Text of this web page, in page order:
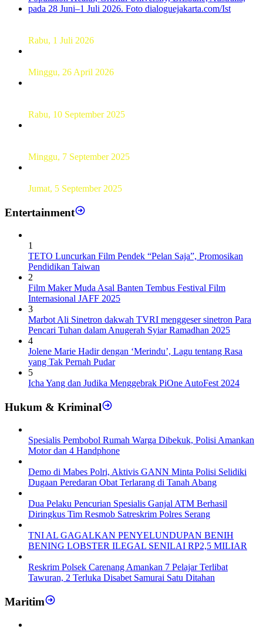
Rabu, 1 Juli 2026
Minggu, 26 April 2026
Rabu, 10 September 2025
Minggu, 7 September 2025
Jumat, 5 September 2025
Entertainment
1
TETO Luncurkan Film Pendek “Pelan Saja”, Promosikan
Pendidikan Taiwan
2
Film Maker Muda Asal Banten Tembus Festival Film
Internasional JAFF 2025
3
Marbot Ali Sinetron dakwah TVRI menggeser sinetron Para
Pencari Tuhan dalam Anugerah Syiar Ramadhan 2025
4
Jolene Marie Hadir dengan ‘Merindu’, Lagu tentang Rasa
yang Tak Pernah Pudar
5
Icha Yang dan Judika Menggebrak PiOne AutoFest 2024
Hukum & Kriminal
Spesialis Pembobol Rumah Warga Dibekuk, Polisi Amankan
Motor dan 4 Handphone
Demo di Mabes Polri, Aktivis GANN Minta Polisi Selidiki
Dugaan Peredaran Obat Terlarang di Tanah Abang
Dua Pelaku Pencurian Spesialis Ganjal ATM Berhasil
Diringkus Tim Resmob Satreskrim Polres Serang
TNI AL GAGALKAN PENYELUNDUPAN BENIH
BENING LOBSTER ILEGAL SENILAI RP2,5 MILIAR
Reskrim Polsek Carenang Amankan 7 Pelajar Terlibat
Tawuran, 2 Terluka Disabet Samurai Satu Ditahan
Maritim